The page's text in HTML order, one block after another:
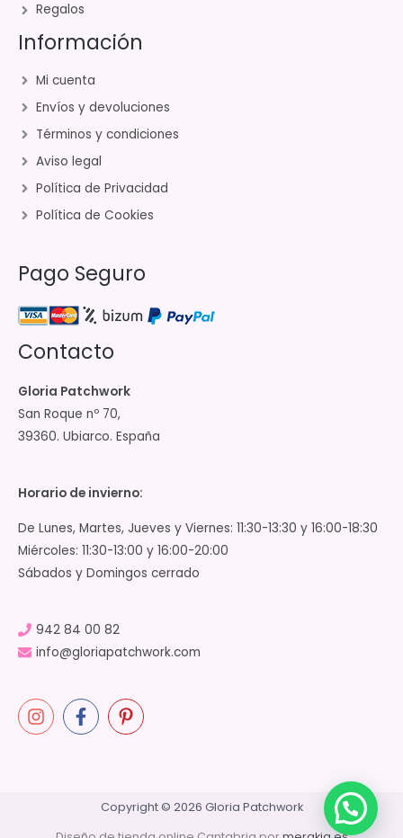
Regalos
Información
Mi cuenta
Envíos y devoluciones
Términos y condiciones
Aviso legal
Política de Privacidad
Política de Cookies
Pago Seguro
Contacto
Gloria Patchwork
San Roque nº 70,
39360. Ubiarco. España
Horario de invierno:
De Lunes, Martes, Jueves y Viernes: 11:30-13:30 y 16:00-18:30
Miércoles: 11:30-13:00 y 16:00-20:00
Sábados y Domingos cerrado
942 84 00 82
info@gloriapatchwork.com
Copyright © 2026 Gloria Patchwork